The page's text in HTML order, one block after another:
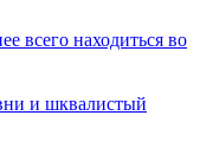
всего находиться во
и шквалистый